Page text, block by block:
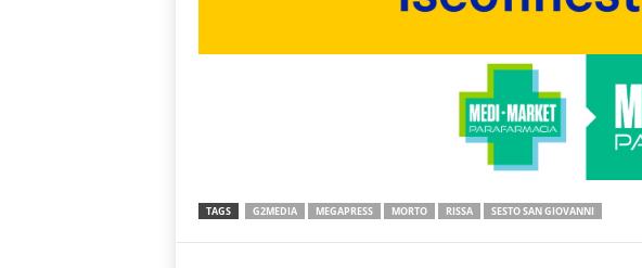
TAGS G2MEDIA MEGAPRESS MORTO RISSA SESTO SAN GIOVANNI